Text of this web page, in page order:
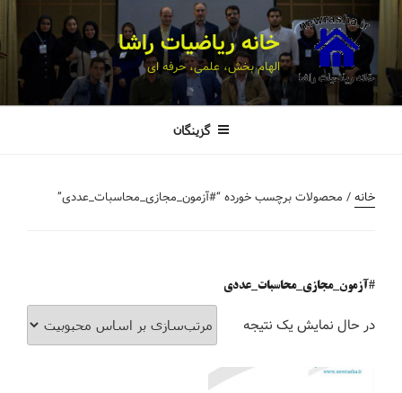
خانه ریاضیات راشا
الهام بخش، علمی، حرفه ای
گزینگان
خانه/ محصولات برچسب خورده “#آزمون_مجازی_محاسبات_عددی”
#آزمون_مجازی_محاسبات_عددی
در حال نمایش یک نتیجه